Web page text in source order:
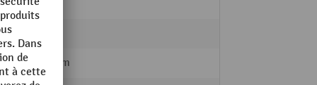
Acier
654 mm